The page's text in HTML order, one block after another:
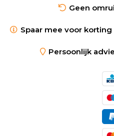
Geen
Spaar mee voor
Persoonlijk